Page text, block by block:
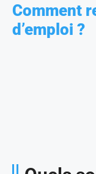
Comment
d’emploi ?